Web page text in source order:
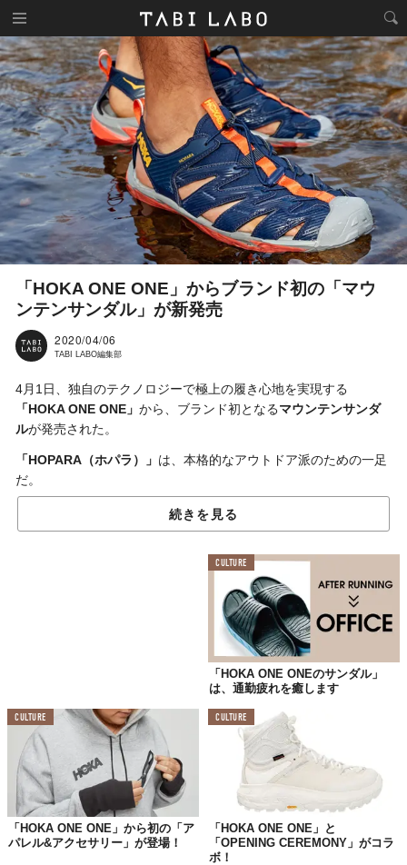
「HOKA ONE ONE」からブランド初の「マウ
ンテンサンダル」が新発売
2020/04/06
TABI LABO編集部
4月1日、独自のテクノロジーで極上の履き心地を実現する
「HOKA ONE ONE」 から、ブランド初となるマウンテンサンダ
ルが発売された。
「HOPARA（ホパラ）」 は、本格的なアウトドア派のための一足
だ。
ミッドソールは、さまざまな地形や濡れた路面など多様な環境に
対応するクッション性と反発性を兼備。ラバーのトゥキャップが
足を守り、アッパーの内側に配したネオプレンのパッドにより柔
アウトソールは濡れていても乾いていても滑りにくく、多方向の
溝が凹凸のある路面もしっかりとグリップする。
さらに、簡単にフィット感を調整でき、靴紐を保護する機能も有
を採用。同ブランドならではのデザ
インと機能性を備えたHOPARAなら、あらゆるコンディションで
の冒険が楽しめるだろう。
メンズは「ブラック／ダークシャドー」「ブラックアイリス／マ
ンダリンレッド」の2色、ウィメンズは「ブラック／フュージョン
コーラル」の1色展開。
1万6500円（税込）で、購入はオンラインストアにて。
続きを見る
CULTURE
「HOKA ONE ONEのサンダル」
は、通勤疲れを癒します
CULTURE
「HOKA ONE ONE」から初の「ア
パレル&アクセサリー」が登場！
CULTURE
「HOKA ONE ONE」と
「OPENING CEREMONY」がコラ
ボ！